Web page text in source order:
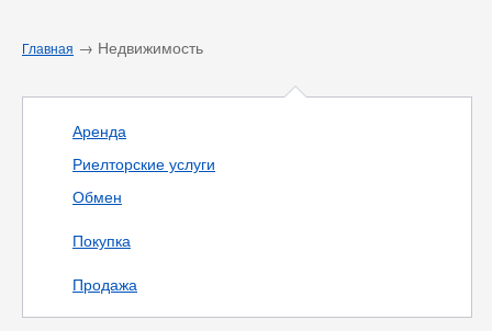
Главная → Недвижимость
Аренда
Риелторские услуги
Обмен
Покупка
Продажа